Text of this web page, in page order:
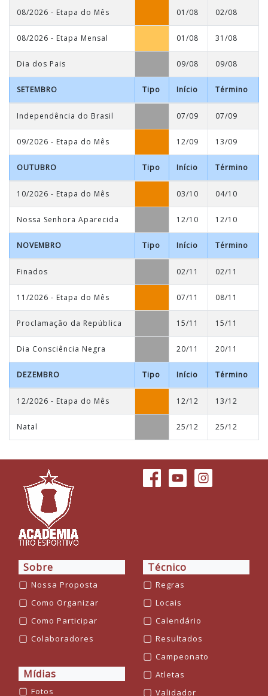
08/2026 - Etapa do Mês 01/08 02/08
08/2026 - Etapa Mensal 01/08 31/08
Dia dos Pais 09/08 09/08
SETEMBRO Tipo Início Término
Independência do Brasil 07/09 07/09
09/2026 - Etapa do Mês 12/09 13/09
OUTUBRO Tipo Início Término
10/2026 - Etapa do Mês 03/10 04/10
Nossa Senhora Aparecida 12/10 12/10
NOVEMBRO Tipo Início Término
Finados 02/11 02/11
11/2026 - Etapa do Mês 07/11 08/11
Proclamação da República 15/11 15/11
Dia Consciência Negra 20/11 20/11
DEZEMBRO Tipo Início Término
12/2026 - Etapa do Mês 12/12 13/12
Natal 25/12 25/12
Sobre
▢ Nossa Proposta
▢ Como Organizar
▢ Como Participar
▢ Colaboradores
Técnico
▢ Regras
▢ Locais
▢ Calendário
▢ Resultados
▢ Campeonato
▢ Atletas
▢ Validador
Mídias
▢ Fotos